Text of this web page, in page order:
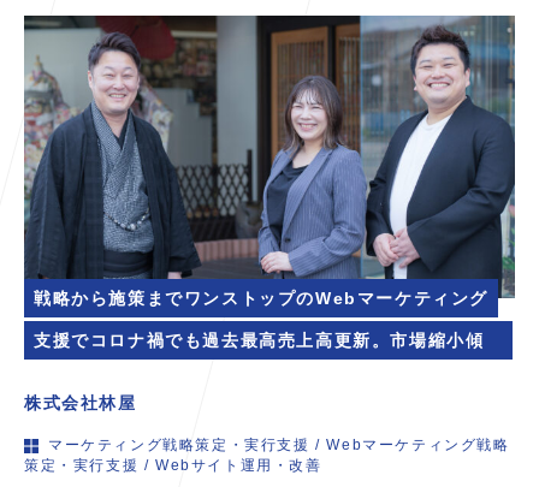
戦略から施策までワンストップのWebマーケティング
支援でコロナ禍でも過去最高売上高更新。市場縮小傾向
株式会社林屋
マーケティング戦略策定・実行支援 /Webマーケティング戦略
策定・実行支援 /Webサイト運用・改善